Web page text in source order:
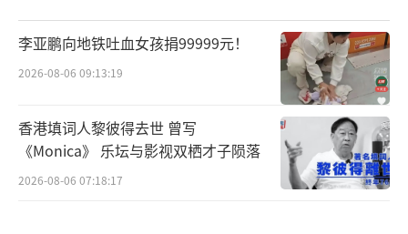
李亚鹏向地铁吐血女孩捐99999元！
2026-08-06 09:13:19
香港填词人黎彼得去世 曾写
《Monica》 乐坛与影视双栖才子陨落
2026-08-06 07:18:17